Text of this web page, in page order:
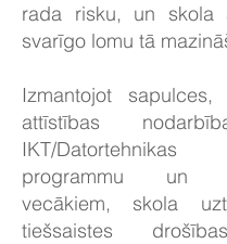
rada risku, un skola
svarīgo lomu tā
Izmantojot sapulces,
attīstības
IKT/
programmu un
vecākiem, skola
tiešsaistes